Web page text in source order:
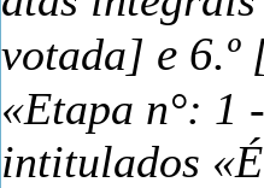
votada] e 6.º
«Etapa n°: 1
intitulados